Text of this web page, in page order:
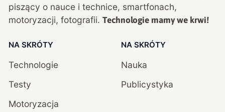
piszący o nauce i technice, smartfonach,
motoryzacji, fotografii. Technologie mamy we krwi!
NA SKRÓTY
Technologie
Testy
Motoryzacja
NA SKRÓTY
Nauka
Publicystyka